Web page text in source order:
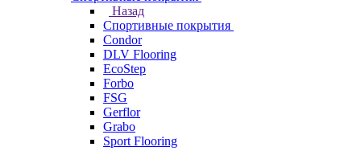
Назад
Спортивные покрытия
Condor
DLV Flooring
EcoStep
Forbo
FSG
Gerflor
Grabo
Sport Flooring